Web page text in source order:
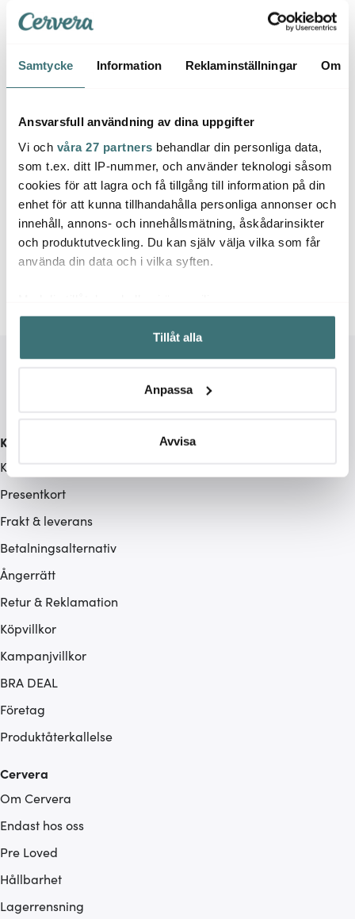
Samtycke Information Reklaminställningar Om
Ansvarsfull användning av dina uppgifter
Vi och våra 27 partners behandlar din personliga data,
som t.ex. ditt IP-nummer, och använder teknologi såsom
cookies för att lagra och få tillgång till information på din
enhet för att kunna tillhandahålla personliga annonser och
innehåll, annons- och innehållsmätning, åskådarinsikter
och produktutveckling. Du kan själv välja vilka som får
använda din data och i vilka syften.
Samla in information om din geografiska plats som
kan ha en noggrannhet på upp till flera meter
Identifiera din enhet genom att aktivt skanna den för
Ta reda på mer om hur dina personliga uppgifter
Du kan ändra eller dra tillbaka ditt samtycke när som
Vi använder cookies för att innehållet och annonserna
ska anpassas efter det som vi tror att du tycker om. Det
hemsidan ännu bättre. Du bestämmer själv vilka cookies
som du vill dela med dig av.
Tillåt alla
Anpassa
Avvisa
Låt dig inspireras av våra kunder
Relaterade sidor
Julgranskulor Julpynt Rolf Berg Keramik
Kundservice
Kontakta oss / FAQ
Presentkort
Frakt & leverans
Betalningsalternativ
Ångerrätt
Retur & Reklamation
Köpvillkor
Kampanjvillkor
BRA DEAL
Företag
Produktåterkallelse
Cervera
Om Cervera
Endast hos oss
Pre Loved
Hållbarhet
Lagerrensning